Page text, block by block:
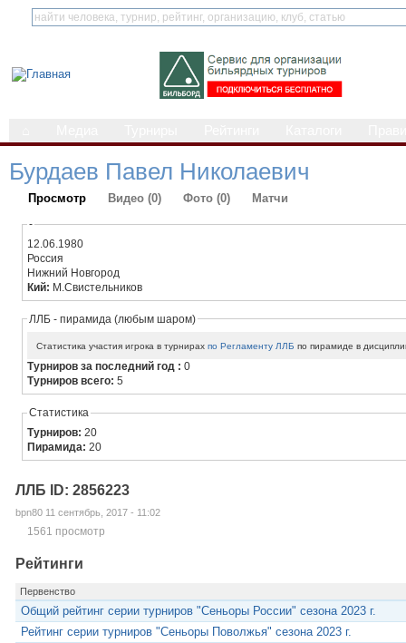
Бурдаев Павел Николаевич
Просмотр Видео (0) Фото (0) Матчи
-
12.06.1980
Россия
Нижний Новгород
Кий: М.Свистельников
ЛЛБ - пирамида (любым шаром)
Статистика участия игрока в турнирахпо Регламенту ЛЛБ по пирамиде в
Турниров за последний год :0
Турниров всего:5
Статистика
Турниров:20
Пирамида:20
ЛЛБ ID: 2856223
bpn80 11 сентябрь, 2017 - 11:02
1561 просмотр
Рейтинги
Первенство
Общий рейтинг серии турниров "Сеньоры России" сезона 2023 г.
Рейтинг серии турниров "Сеньоры Поволжья" сезона 2023 г.